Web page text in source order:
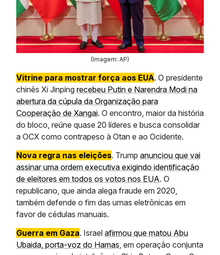
(Imagem: AP)
Vitrine para mostrar força aos EUA. O presidente
chinês Xi Jinping recebeu Putin e Narendra Modi na
abertura da cúpula da Organização para
Cooperação de Xangai. O encontro, maior da história
do bloco, reúne quase 20 líderes e busca consolidar
a OCX como contrapeso à Otan e ao Ocidente.
Nova regra nas eleições. Trump anunciou que vai
assinar uma ordem executiva exigindo identificação
de eleitores em todos os votos nos EUA. O
republicano, que ainda alega fraude em 2020,
também defende o fim das urnas eletrônicas em
favor de cédulas manuais.
Guerra em Gaza. Israel afirmou que matou Abu
Ubaida, porta-voz do Hamas, em operação conjunta